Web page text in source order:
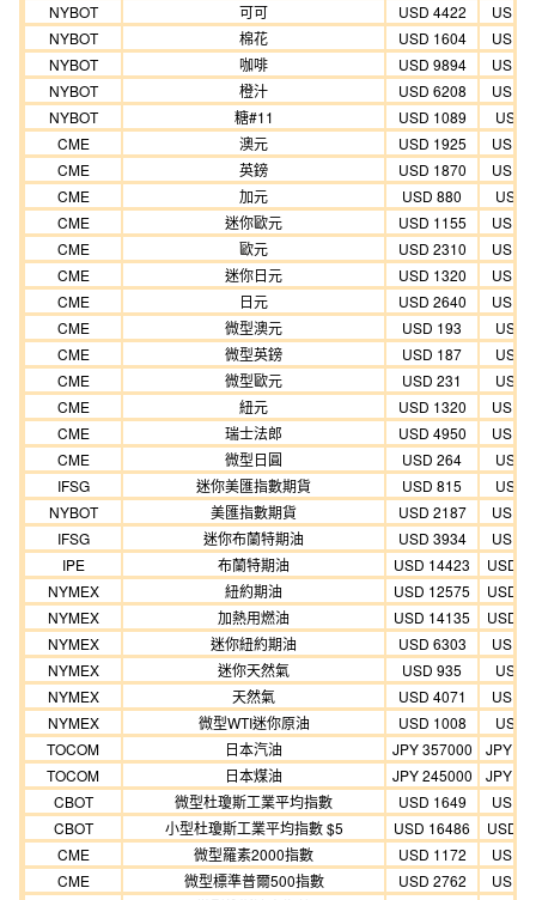
NYBOT
可可 USD 4422
USD
NYBOT
棉花 USD 1604
USD
NYBOT
咖啡 USD 9894
USD
NYBOT
橙汁 USD 6208
USD
NYBOT
糖#11 USD 1089
USD
CME
澳元 USD 1925
USD
CME
英鎊 USD 1870
USD
CME
加元 USD 880
USD
CME
迷你歐元 USD 1155
USD
CME
歐元 USD 2310
USD
CME
迷你日元 USD 1320
USD
CME
日元 USD 2640
USD
CME
微型澳元 USD 193
USD
CME
微型英鎊 USD 187
USD
CME
微型歐元 USD 231
USD
CME
紐元 USD 1320
USD
CME
瑞士法郎 USD 4950
USD
CME
微型日圓 USD 264
USD
IFSG
迷你美匯指數期貨 USD 815
USD
NYBOT
美匯指數期貨 USD 2187
USD
IFSG
迷你布蘭特期油 USD 3934
USD
IPE
布蘭特期油 USD 14423
USD
NYMEX
紐約期油 USD 12575
USD
NYMEX
加熱用燃油 USD 14135
USD
NYMEX
迷你紐約期油 USD 6303
USD
NYMEX
迷你天然氣 USD 935
USD
NYMEX
天然氣 USD 4071
USD
NYMEX
微型WTI迷你原油 USD 1008
USD
TOCOM
日本汽油 JPY 357000
JPY
TOCOM
日本煤油 JPY 245000
JPY
CBOT
微型杜瓊斯工業平均指數 USD 1649
USD
CBOT
小型杜瓊斯工業平均指數 $5 USD 16486
USD
CME
微型羅素2000指數 USD 1172
USD
CME
微型標準普爾500指數 USD 2762
USD